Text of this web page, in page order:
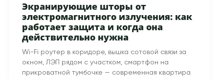
Экранирующие шторы от
электромагнитного излучения: как
работает защита и когда она
действительно нужна
Wi-Fi роутер в коридоре, вышка сотовой связи за
окном, ЛЭП рядом с участком, смартфон на
прикроватной тумбочке — современная квартира